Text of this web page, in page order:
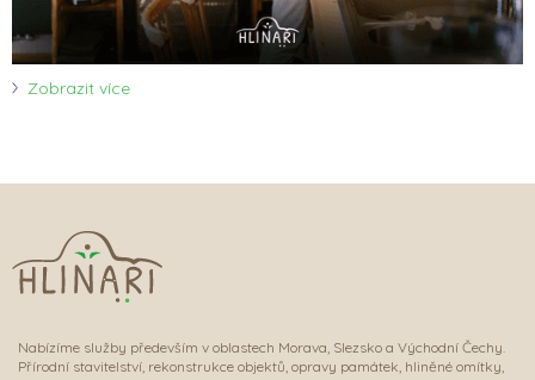
Zobrazit více
Nabízíme služby především v oblastech Morava, Slezsko a Východní Čechy.
Přírodní stavitelství, rekonstrukce objektů, opravy památek, hliněné omítky,